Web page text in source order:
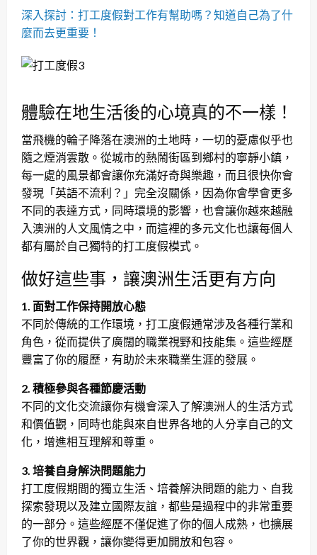
深入探討：打工度假對工作有幫助嗎？知道自己為了什
麼而去更重要！
體驗在地生活後的心境真的不一樣！
當飛機的輪子降落在澳洲的土地時，一切的憂慮似乎也
隨之煙消雲散。從城市的熱鬧街區到鄉村的寧靜小鎮，
每一處的風景都會讓你充滿好奇與樂趣，而且很快你會
發現「英語不流利？」完全沒關係，因為你會學會更多
不同的表達方式，同時環境的影響，也會讓你越來越融
入澳洲的人文風情之中，而這裡的多元文化也讓每個人
都有屬於自己獨特的打工度假模式。
做好這些事，讓澳洲生活更有方向
1. 面對工作保持開放心態
不同於傳統的工作環境，打工度假通常涉及各種行業和
角色，從而提供了廣闊的職業視野和技能集。這些經歷
豐富了你的履歷，有助於未來職業生涯的發展。
2. 積極參與各種節慶活動
不同的文化交流讓你有機會深入了解澳洲人的生活方式
和價值觀，同時也能與來自世界各地的人分享自己的文
化，增進相互理解和尊重。
3. 培養自身解決問題能力
打工度假期間的獨立生活、培養解決問題的能力、自我
探索發現以及建立國際友誼，都些是過程中的非常重要
的一部分。這些經歷不僅促進了你的個人成熟，也擴展
了你的世界觀，讓你變得更加開放和包容。